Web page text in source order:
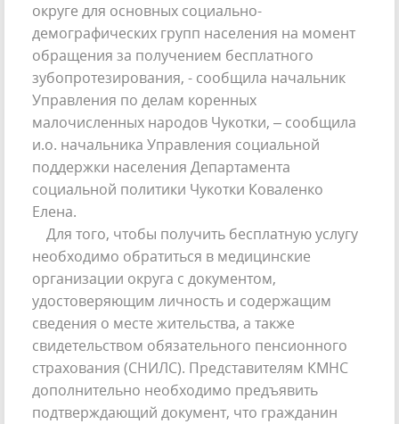
округе для основных социально-
демографических групп населения на момент
обращения за получением бесплатного
зубопротезирования, - сообщила начальник
Управления по делам коренных
малочисленных народов Чукотки, – сообщила
и.о. начальника Управления социальной
поддержки населения Департамента
социальной политики Чукотки Коваленко
Елена.
Для того, чтобы получить бесплатную услугу
необходимо обратиться в медицинские
организации округа с документом,
удостоверяющим личность и содержащим
сведения о месте жительства, а также
свидетельством обязательного пенсионного
страхования (СНИЛС). Представителям КМНС
дополнительно необходимо предъявить
подтверждающий документ, что гражданин